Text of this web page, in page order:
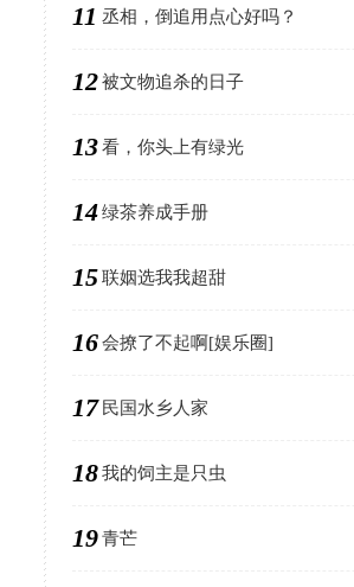
11 丞相，倒追用点心好吗？
12被文物追杀的日子
13看，你头上有绿光
14绿茶养成手册
15联姻选我我超甜
16会撩了不起啊[娱乐圈]
17 民国水乡人家
18我的饲主是只虫
19青芒